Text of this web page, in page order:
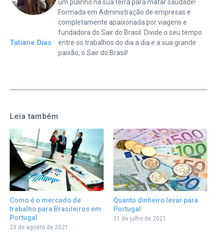
Tatiane Dias
um pulinho na sua terra para matar saudade!
Formada em Administração de empresas e
completamente apaixonada por viagens e
fundadora do Sair do Brasil. Divide o seu tempo
entre os trabalhos do dia a dia e a sua grande
paixão, o Sair do Brasil!
Leia também
Como é o mercado de
trabalho para Brasileiros em
Portugal
23 de agosto de 2021
Quanto dinheiro levar para
Portugal
31 de julho de 2021